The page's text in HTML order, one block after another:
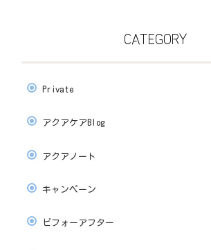
CATEGORY
Private
アクアケアBlog
アクアノート
キャンペーン
ビフォーアフター